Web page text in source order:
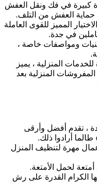
كبيرة في فك ونقل العفش
العفش من التلف.
المميز للقوى العاملة
في جدة.
ومواصفات خاصة ،
المنزلية ، يميز
المنزلية بعد
، تقدم أفضل وأرقى
أرادوا ذلك.
مهرة لتنظيف المنزل
لحمل الأمتعة.
الكرام القدرة على رش